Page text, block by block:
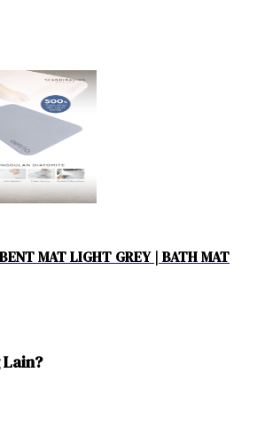
MAT LIGHT GREY | BATH MAT